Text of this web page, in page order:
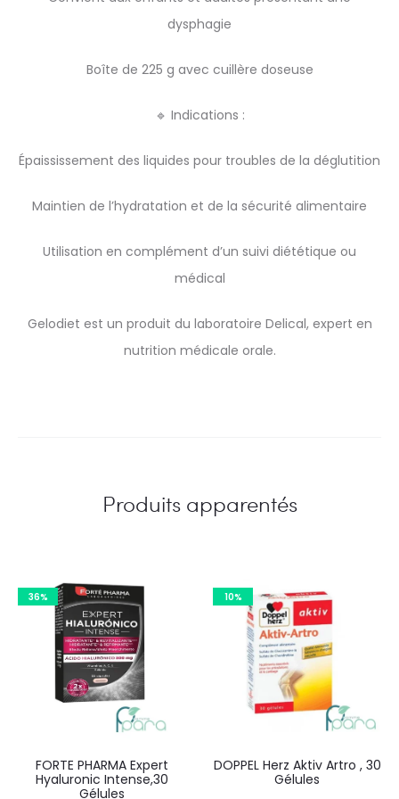
dysphagie
Boîte de 225 g avec cuillère doseuse
🔹 Indications :
Épaississement des liquides pour troubles de la déglutition
Maintien de l’hydratation et de la sécurité alimentaire
Utilisation en complément d’un suivi diététique ou
médical
Gelodiet est un produit du laboratoire Delical, expert en
nutrition médicale orale.
Produits apparentés
36%
FORTE PHARMA Expert
Hyaluronic Intense,30
Gélules
10%
DOPPEL Herz Aktiv Artro , 30
Gélules